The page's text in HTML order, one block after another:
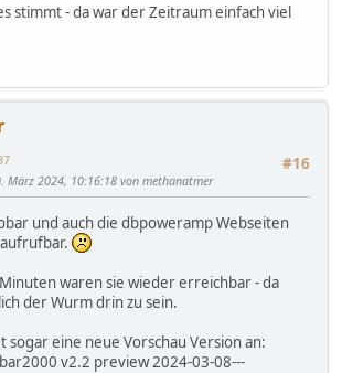
stimmt - da war der Zeitraum einfach viel
#16
März 2024, 10:16:18 von methanatmer
und auch die dbpoweramp Webseiten
waren sie wieder erreichbar - da
der Wurm drin zu sein.
sogar eine neue Vorschau Version an:
v2.2 preview 2024-03-08---